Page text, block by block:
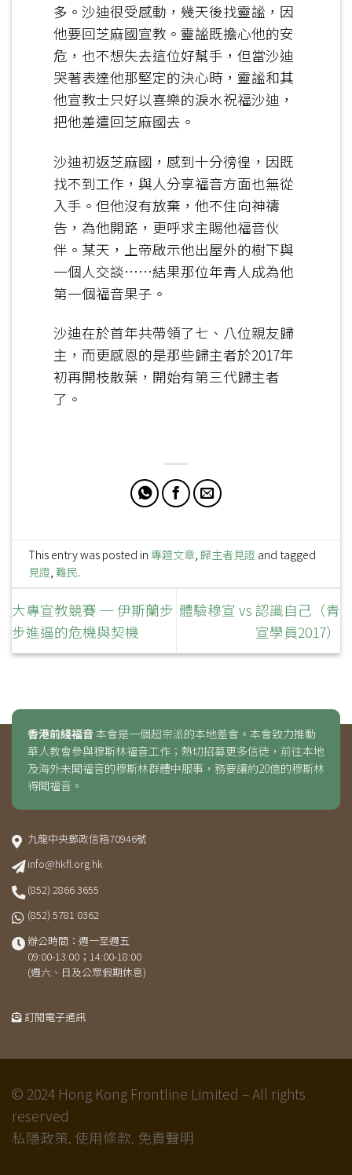
多。沙迪很受感動，幾天後找靈謐，因
他要回芝麻國宣教。靈謐既擔心他的安
危，也不想失去這位好幫手，但當沙迪
哭著表達他那堅定的決心時，靈謐和其
他宣教士只好以喜樂的淚水祝福沙迪，
把他差遣回芝麻國去。
沙迪初返芝麻國，感到十分徬徨，因既
找不到工作，與人分享福音方面也無從
入手。但他沒有放棄，他不住向神禱
告，為他開路，更呼求主賜他福音伙
伴。某天，上帝啟示他出屋外的樹下與
一個人交談……結果那位年青人成為他
第一個福音果子。
沙迪在於首年共帶領了七、八位親友歸
主，而更感恩的是那些歸主者於2017年
初再開枝散葉，開始有第三代歸主者
了。
This entry was posted in專題文章, 歸主者見證 and tagged
見證,難民.
大專宣教競賽 ─ 伊斯蘭步
步進逼的危機與契機
體驗穆宣 vs 認識自己（青
宣學員2017）
香港前綫福音本會是一個超宗派的本地差會。本會致力推動
華人教會參與穆斯林福音工作；熱切招募更多信徒，前往本地
及海外未聞福音的穆斯林群體中服事，務要讓約20億的穆斯林
得聞福音。
九龍中央郵政信箱70946號
info@hkfl.org.hk
(852) 2866 3655
(852) 5781 0362
辦公時間：週一至週五
09:00-13:00；14:00-18:00
(週六、日及公眾假期休息)
訂閱電子通訊
© 2024 Hong Kong Frontline Limited – All rights
reserved
私隱政策. 使用條款. 免責聲明